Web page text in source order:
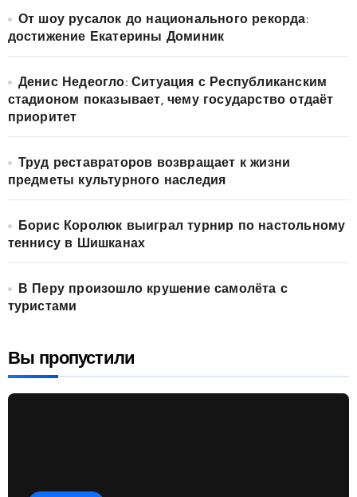
От шоу русалок до национального рекорда:
достижение Екатерины Доминик
Денис Недеогло: Ситуация с Республиканским
стадионом показывает, чему государство отдаёт
приоритет
Труд реставраторов возвращает к жизни
предметы культурного наследия
Борис Королюк выиграл турнир по настольному
теннису в Шишканах
В Перу произошло крушение самолёта с
туристами
Вы пропустили